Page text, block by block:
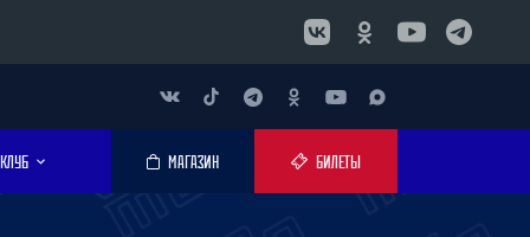
КЛУБ МАГАЗИН БИЛЕТЫ